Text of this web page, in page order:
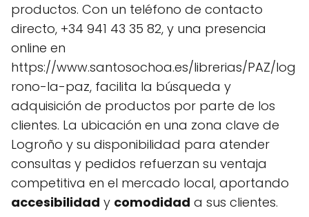
productos. Con un teléfono de contacto
directo, +34 941 43 35 82, y una presencia
online en
https://www.santosochoa.es/librerias/PAZ/log
rono-la-paz, facilita la búsqueda y
adquisición de productos por parte de los
clientes. La ubicación en una zona clave de
Logroño y su disponibilidad para atender
consultas y pedidos refuerzan su ventaja
competitiva en el mercado local, aportando
accesibilidad y comodidad a sus clientes.